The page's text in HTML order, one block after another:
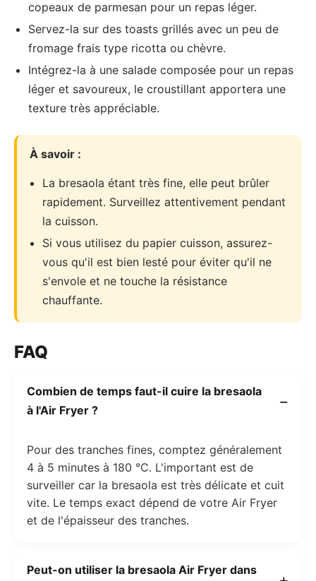
copeaux de parmesan pour un repas léger.
Servez-la sur des toasts grillés avec un peu de
fromage frais type ricotta ou chèvre.
Intégrez-la à une salade composée pour un repas
léger et savoureux, le croustillant apportera une
texture très appréciable.
À savoir :
La bresaola étant très fine, elle peut brûler
rapidement. Surveillez attentivement pendant
la cuisson.
Si vous utilisez du papier cuisson, assurez-
vous qu'il est bien lesté pour éviter qu'il ne
s'envole et ne touche la résistance
chauffante.
FAQ
Combien de temps faut-il cuire la bresaola
à l'Air Fryer ?
Pour des tranches fines, comptez généralement
4 à 5 minutes à 180 °C. L'important est de
surveiller car la bresaola est très délicate et cuit
vite. Le temps exact dépend de votre Air Fryer
et de l'épaisseur des tranches.
Peut-on utiliser la bresaola Air Fryer dans